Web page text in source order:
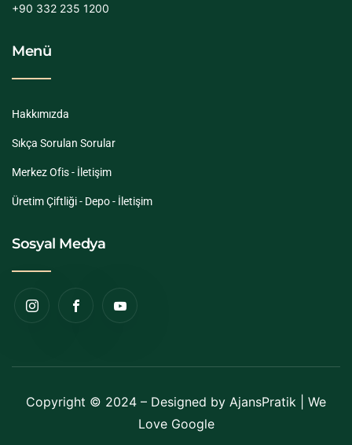
+90 332 235 1200
Menü
Hakkımızda
Sıkça Sorulan Sorular
Merkez Ofis - İletişim
Üretim Çiftliği - Depo - İletişim
Sosyal Medya
Copyright © 2024 – Designed by AjansPratik | We
Love Google